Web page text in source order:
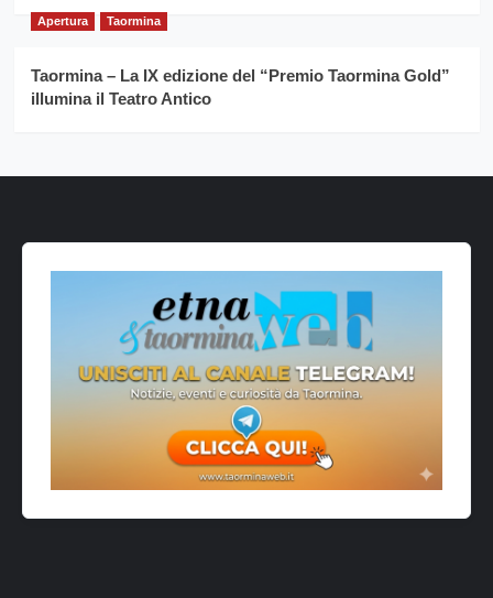
Apertura Taormina
Taormina – La IX edizione del “Premio Taormina Gold”
illumina il Teatro Antico